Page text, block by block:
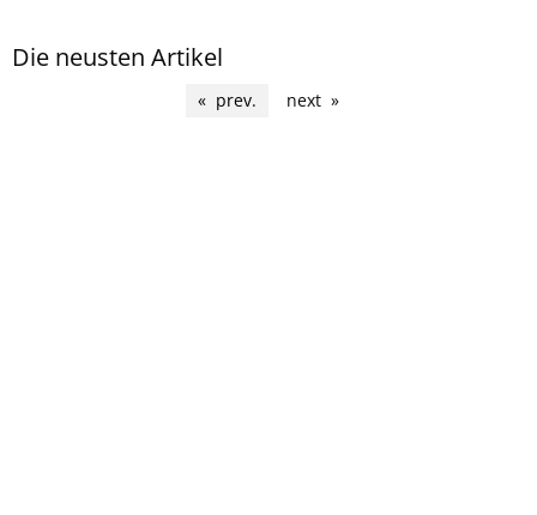
Die neusten Artikel
prev. page 16
next